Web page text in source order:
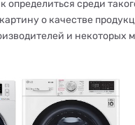
среди
о качестве
и некоторых